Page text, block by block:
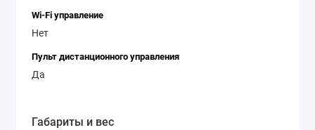
Wi-Fi управление
Нет
Пульт дистанционного управления
Да
Габариты и вес